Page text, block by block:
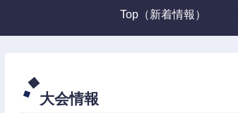
Top（新着情報）
大会情報